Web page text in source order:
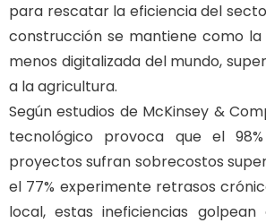
para rescatar la eficiencia del
construcción se mantiene como la
menos digitalizada del mundo,
a la agricultura.
Según estudios de McKinsey &
tecnológico provoca que el
proyectos sufran sobrecostos
el 77% experimente retrasos
local, estas ineficiencias